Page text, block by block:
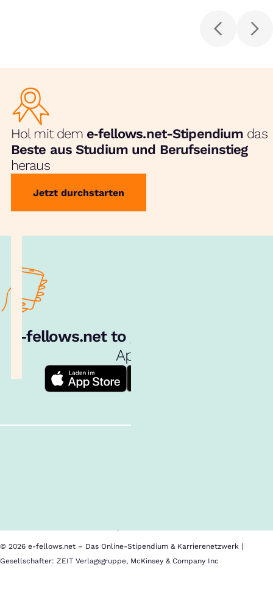
Hol mit dem e‑fellows.net-Stipendium das
Beste aus Studium und Berufseinstieg
heraus
Jetzt durchstarten
e‑fellows.net to go:
App!
© 2026 e-fellows.net – Das Online-Stipendium & Karrierenetzwerk |
Gesellschafter: ZEIT Verlagsgruppe, McKinsey & Company Inc